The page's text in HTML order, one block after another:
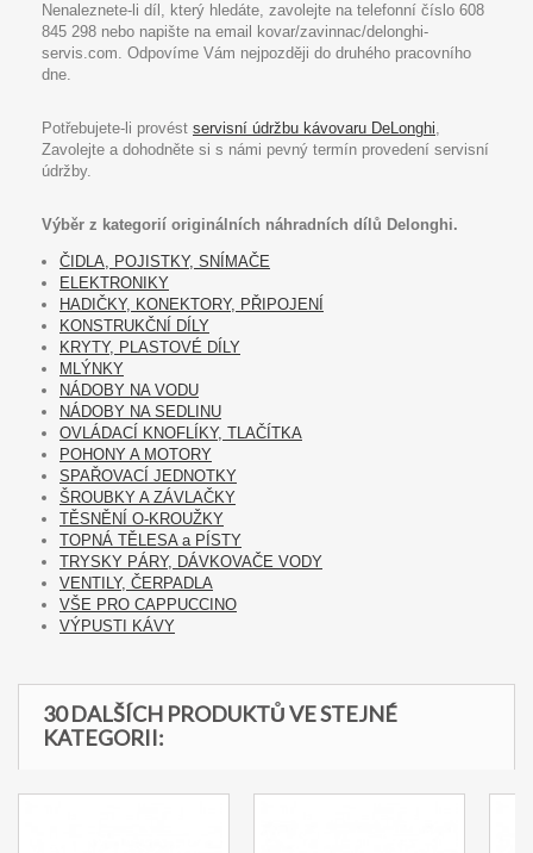
Nenaleznete-li díl, který hledáte, zavolejte na telefonní číslo 608
845 298 nebo napište na email kovar/zavinnac/delonghi-
servis.com. Odpovíme Vám nejpozději do druhého pracovního
dne.
Potřebujete-li provést servisní údržbu kávovaru DeLonghi,
Zavolejte a dohodněte si s námi pevný termín provedení servisní
údržby.
Výběr z kategorií originálních náhradních dílů Delonghi.
ČIDLA, POJISTKY, SNÍMAČE
ELEKTRONIKY
HADIČKY, KONEKTORY, PŘIPOJENÍ
KONSTRUKČNÍ DÍLY
KRYTY, PLASTOVÉ DÍLY
MLÝNKY
NÁDOBY NA VODU
NÁDOBY NA SEDLINU
OVLÁDACÍ KNOFLÍKY, TLAČÍTKA
POHONY A MOTORY
SPAŘOVACÍ JEDNOTKY
ŠROUBKY A ZÁVLAČKY
TĚSNĚNÍ O-KROUŽKY
TOPNÁ TĚLESA a PÍSTY
TRYSKY PÁRY, DÁVKOVAČE VODY
VENTILY, ČERPADLA
VŠE PRO CAPPUCCINO
VÝPUSTI KÁVY
30 DALŠÍCH PRODUKTŮ VE STEJNÉ
KATEGORII: